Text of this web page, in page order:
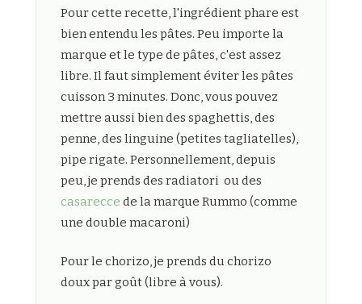
Pour cette recette, l'ingrédient phare est
bien entendu les pâtes. Peu importe la
marque et le type de pâtes, c'est assez
libre. Il faut simplement éviter les pâtes
cuisson 3 minutes. Donc, vous pouvez
mettre aussi bien des spaghettis, des
penne, des linguine (petites tagliatelles),
pipe rigate. Personnellement, depuis
peu, je prends des radiatori ou des
casarecce de la marque Rummo (comme
une double macaroni)
Pour le chorizo, je prends du chorizo
doux par goût (libre à vous).